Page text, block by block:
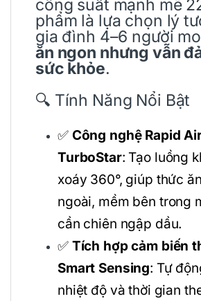
công suất mạnh mẽ
phẩm là lựa chọn lý
gia đình 4–6 người
ăn ngon nhưng vẫn
sức khỏe.
🔍 Tính Năng Nổi Bật
✅ Công nghệ Rapid
TurboStar: Tạo luồng
xoáy 360°, giúp thức
ngoài, mềm bên trong
cần chiên ngập dầu.
✅ Tích hợp cảm biến
Smart Sensing: Tự
nhiệt độ và thời gian